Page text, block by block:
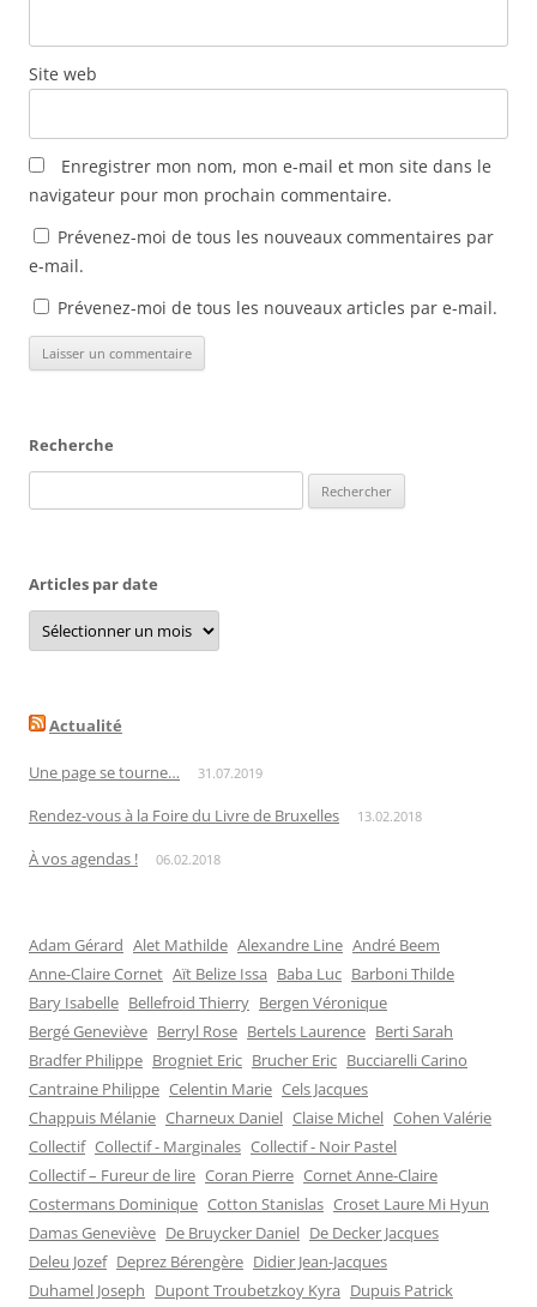
e
t
)
Site web
Enregistrer mon nom, mon e-mail et mon site dans le
navigateur pour mon prochain commentaire.
Prévenez-moi de tous les nouveaux commentaires par
e-mail.
Prévenez-moi de tous les nouveaux articles par e-mail.
Recherche
Articles par date
Articles
par
date
Actualité
Une page se tourne… 31.07.2019
Rendez-vous à la Foire du Livre de Bruxelles 13.02.2018
À vos agendas ! 06.02.2018
Adam Gérard Alet Mathilde Alexandre Line André Beem
Anne-Claire Cornet Aït Belize Issa Baba Luc Barboni Thilde
Bary Isabelle Bellefroid Thierry Bergen Véronique
Bergé Geneviève Berryl Rose Bertels Laurence Berti Sarah
Bradfer Philippe Brogniet Eric Brucher Eric Bucciarelli Carino
Cantraine Philippe Celentin Marie Cels Jacques
Chappuis Mélanie Charneux Daniel Claise Michel Cohen Valérie
Collectif Collectif - Marginales Collectif - Noir Pastel
Collectif – Fureur de lire Coran Pierre Cornet Anne-Claire
Costermans Dominique Cotton Stanislas Croset Laure Mi Hyun
Damas Geneviève De Bruycker Daniel De Decker Jacques
Deleu Jozef Deprez Bérengère Didier Jean-Jacques
Duhamel Joseph Dupont Troubetzkoy Kyra Dupuis Patrick